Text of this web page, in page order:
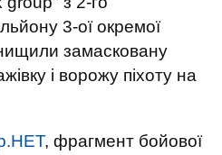
3-ої окремої
замасковану
і ворожу піхоту на
, фрагмент бойової